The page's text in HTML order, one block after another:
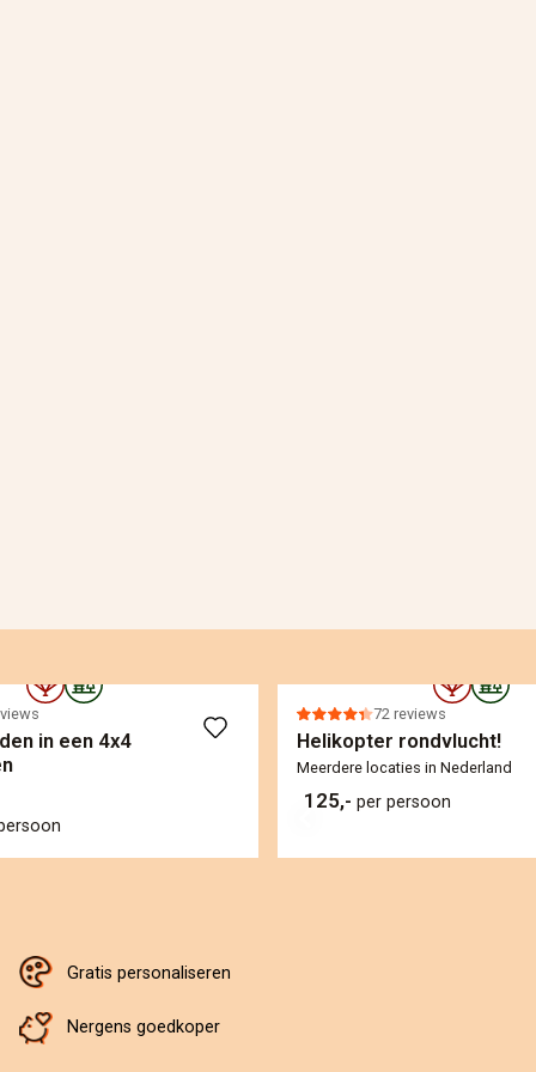
in een 4x4
72 reviews
Helikopter rondvlucht!
Meerdere locaties in Nederland
125,- per persoon
Gratis personaliseren
Nergens goedkoper